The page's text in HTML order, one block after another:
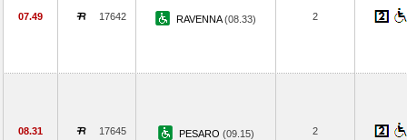
07.49 17642 RAVENNA(08.33) 2
08.31 17645 PESARO (09.15) 2